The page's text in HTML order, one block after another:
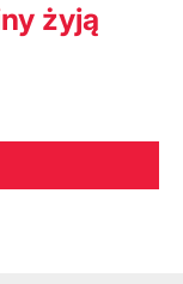
żyją